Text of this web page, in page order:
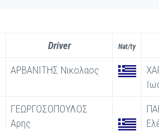
Driver Nat/ty
ΑΡΒΑΝΙΤΗΣ Νικολαος
ΓΕΩΡΓΟΣΟΠΟΥΛΟΣ
Αρης